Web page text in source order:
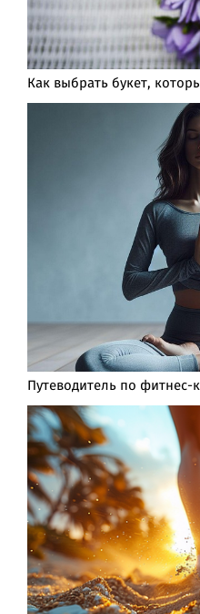
Как выбрать букет,
Путеводитель по